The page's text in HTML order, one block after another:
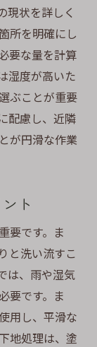
現状を詳しく
所を明確にし
要な量を計算
湿度が高いた
ぶことが重要
配慮し、近隣
が円滑な作業
ト
要です。ま
と洗い流すこ
は、雨や湿気
要です。ま
用し、平滑な
地処理は、塗